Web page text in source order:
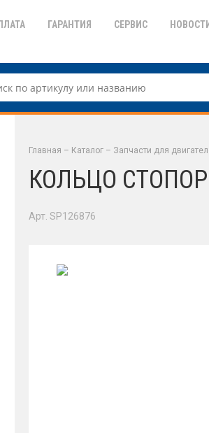
ГАРАНТИЯ СЕРВИС НОВОСТИ
Главная – Каталог – Запчасти для
КОЛЬЦО
Арт. SP126876